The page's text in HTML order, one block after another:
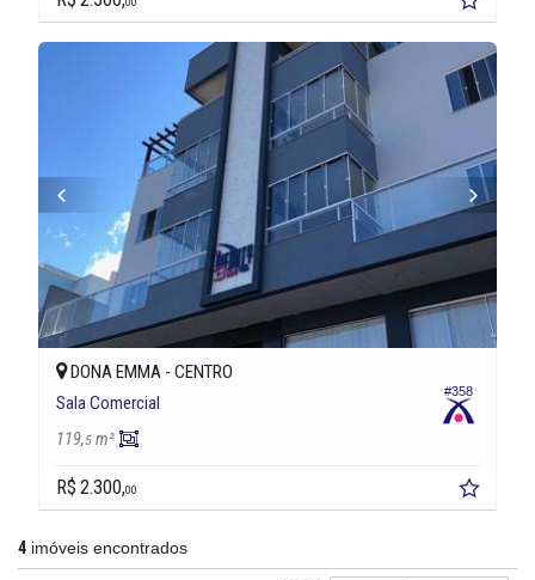
#358
DONA EMMA - CENTRO
Sala Comercial
119,5 m²
R$ 2.300,00
4 imóveis encontrados